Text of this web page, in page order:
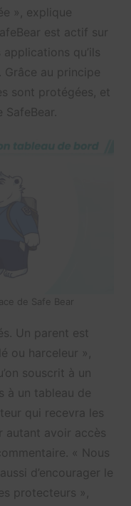
», explique
est actif sur
applications qu’ils
au principe
sont protégées, et
de Safe Bear
Un parent est
ou harceleur »,
souscrit à un
à un tableau de
qui recevra les
autant avoir accès
« Nous
d’encourager le
protecteurs »,